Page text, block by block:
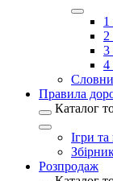
1
2
3
4
Правила
Каталог
Ігри
Розпродаж